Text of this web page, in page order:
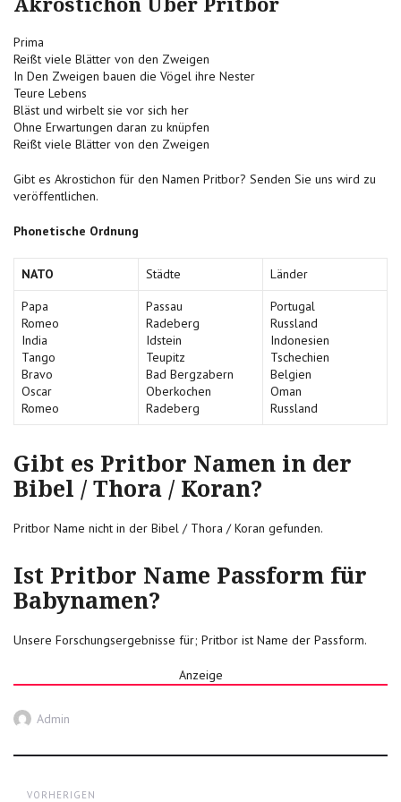
Akrostichon Über Pritbor
Prima
Reißt viele Blätter von den Zweigen
In Den Zweigen bauen die Vögel ihre Nester
Teure Lebens
Bläst und wirbelt sie vor sich her
Ohne Erwartungen daran zu knüpfen
Reißt viele Blätter von den Zweigen
Gibt es Akrostichon für den Namen Pritbor? Senden Sie uns wird zu
veröffentlichen.
Phonetische Ordnung
NATO Städte
Länder
Papa
Romeo
India
Tango
Bravo
Oscar
Romeo
Passau
Radeberg
Idstein
Teupitz
Bad Bergzabern
Oberkochen
Radeberg
Portugal
Russland
Indonesien
Tschechien
Belgien
Oman
Russland
Gibt es Pritbor Namen in der
Bibel / Thora / Koran?
Pritbor Name nicht in der Bibel / Thora / Koran gefunden.
Ist Pritbor Name Passform für
Babynamen?
Unsere Forschungsergebnisse für; Pritbor ist Name der Passform.
Anzeige
Autor
Admin
VORHERIGEN